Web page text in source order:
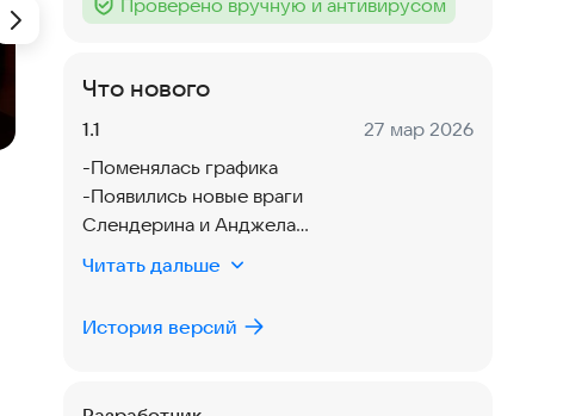
Тег :
Проверено вручную и антивирусом
Что нового
Версия:
1.1 Дата:
27 мар 2026
-Поменялась графика
-Появились новые враги
Слендерина и Анджела
-Изменён интерфейс
-Изменены сауунтреки
Читать дальше
История версий